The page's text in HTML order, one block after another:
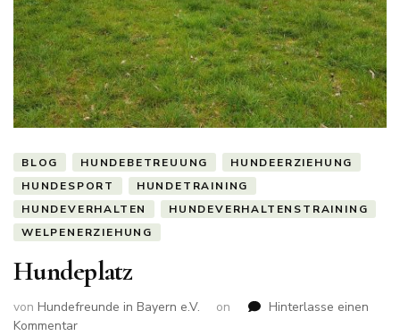
BLOG HUNDEBETREUUNG
HUNDEERZIEHUNG
HUNDESPORT
HUNDETRAINING
HUNDEVERHALTEN
HUNDEVERHALTENSTRAINING
WELPENERZIEHUNG
Hundeplatz
von Hundefreunde in Bayern e.V. on
Hinterlasse einen
Kommentarzu